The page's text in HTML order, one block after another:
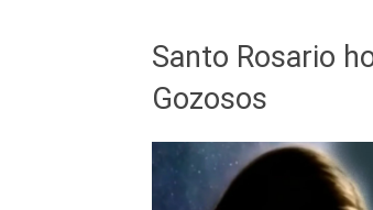
Santo Rosario
Gozosos